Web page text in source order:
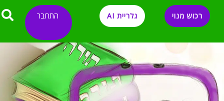
רכוש מנוי גלריית AI התחבר